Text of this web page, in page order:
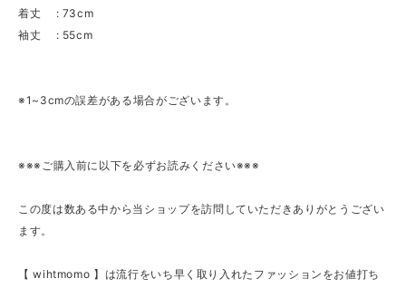
着丈 : 73cm
袖丈 : 55cm
※1~3cmの誤差がある場合がございます。
※※※ご購入前に以下を必ずお読みください※※※
この度は数ある中から当ショップを訪問していただきありがとうござい
ます。
【 wihtmomo 】は流行をいち早く取り入れたファッションをお値打ち